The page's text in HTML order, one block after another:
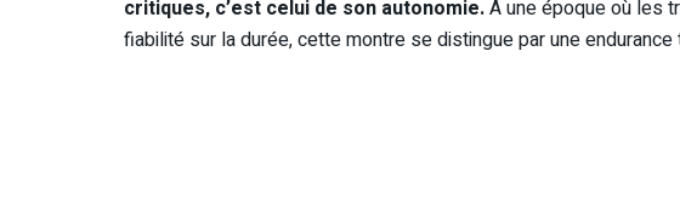
critiques, c’est celui de son autonomie.À une époque où les
fiabilité sur la durée, cette montre se distingue par une